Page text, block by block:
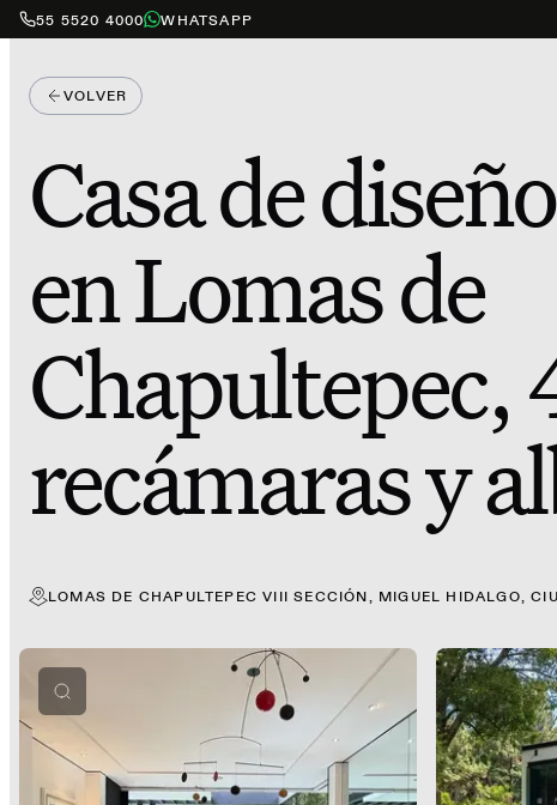
55 5520 4000 WHATSAPP
VOLVER
Casa de
en Lomas de
Chapultepec,
recámaras y
LOMAS DE CHAPULTEPEC VIII SECCIÓN, MIGUEL HIDALGO,